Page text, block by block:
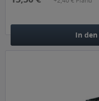
In den